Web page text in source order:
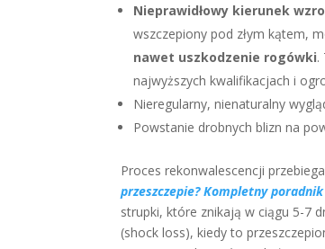
Nieprawidłowy kierunek
wszczepiony pod złym kątem,
nawet uszkodzenie rogówki.
najwyższych kwalifikacjach i
Nieregularny, nienaturalny
Powstanie drobnych blizn na
Proces rekonwalescencji
przeszczepie? Kompletny
strupki, które znikają w ciągu 5-7
(shock loss), kiedy to